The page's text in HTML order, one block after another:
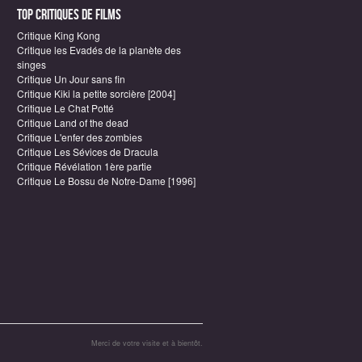
Top critiques de Films
Critique King Kong
Critique les Evadés de la planète des
singes
Critique Un Jour sans fin
Critique Kiki la petite sorcière [2004]
Critique Le Chat Potté
Critique Land of the dead
Critique L'enfer des zombies
Critique Les Sévices de Dracula
Critique Révélation 1ère partie
Critique Le Bossu de Notre-Dame [1996]
Merci de votre visite et à bientôt.